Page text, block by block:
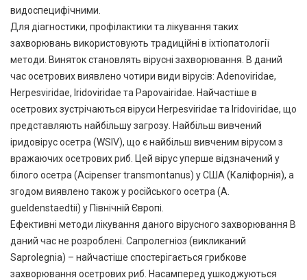
видоспецифічними.
Для діагностики, профілактики та лікування таких
захворювань використовують традиційні в іхтіопатології
методи. Виняток становлять вірусні захворювання. В даний
час осетрових виявлено чотири види вірусів: Adenoviridae,
Herpesviridae, Iridoviridae та Papovairidae. Найчастіше в
осетрових зустрічаються віруси Herpesviridae та Iridoviridae, що
представляють найбільшу загрозу. Найбільш вивчений
іридовірус осетра (WSIV), що є найбільш вивченим вірусом з
вражаючих осетрових риб. Цей вірус уперше відзначений у
білого осетра (Acipenser transmontanus) у США (Каліфорнія), а
згодом виявлено також у російського осетра (A.
gueldenstaedtii) у Північній Європі.
Ефективні методи лікування даного вірусного захворювання В
даний час не розроблені. Сапролегніоз (викликаний
Saprolegnia) – найчастіше спостерігається грибкове
захворювання осетрових риб. Насамперед ушкоджуються